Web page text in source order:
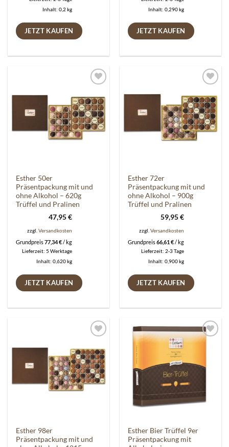
Inhalt: 0,2kg
JETZT KAUFEN
Inhalt: 0,290kg
JETZT KAUFEN
Wunschliste
Esther 50er
Präsentpackung mit und
ohne Alkohol – 620g
Trüffel und Pralinen
47,95€
zzgl.Versandkosten
Grundpreis77,34€/kg
Lieferzeit:5 Werktage
Inhalt: 0,620kg
JETZT KAUFEN
Wunschliste
Esther 72er
Präsentpackung mit und
ohne Alkohol – 900g
Trüffel und Pralinen
59,95€
zzgl.Versandkosten
Grundpreis66,61€/kg
Lieferzeit:2-3 Tage
Inhalt: 0,900kg
JETZT KAUFEN
Wunschliste
Esther 98er
Präsentpackung mit und
Auf die
Esther Bier Trüffel 9er
Präsentpackung mit